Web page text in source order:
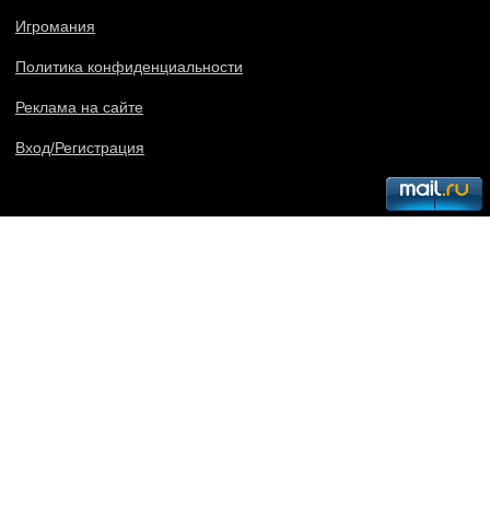
Игромания
Политика конфиденциальности
Реклама на сайте
Вход/Регистрация